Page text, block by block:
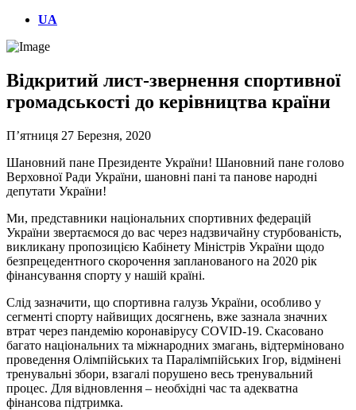
UA
Відкритий лист-звернення спортивної
громадськості до керівництва країни
П’ятниця 27 Березня, 2020
Шановний пане Президенте України! Шановний пане голово
Верховної Ради України, шановні пані та панове народні
депутати України!
Ми, представники національних спортивних федерацій
України звертаємося до вас через надзвичайну стурбованість,
викликану пропозицією Кабінету Міністрів України щодо
безпрецедентного скорочення запланованого на 2020 рік
фінансування спорту у нашій країні.
Слід зазначити, що спортивна галузь України, особливо у
сегменті спорту найвищих досягнень, вже зазнала значних
втрат через пандемію коронавірусу COVID-19. Скасовано
багато національних та міжнародних змагань, відтерміновано
проведення Олімпійських та Паралімпійських Ігор, відмінені
тренувальні збори, взагалі порушено весь тренувальний
процес. Для відновлення – необхідні час та адекватна
фінансова підтримка.